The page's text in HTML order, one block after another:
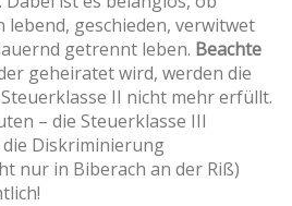
lebend, geschieden, verwitwet
getrennt leben. Beachte
geheiratet wird, werden die
II nicht mehr erfüllt.
– die Steuerklasse III
Diskriminierung
nur in Biberach an der Riß)